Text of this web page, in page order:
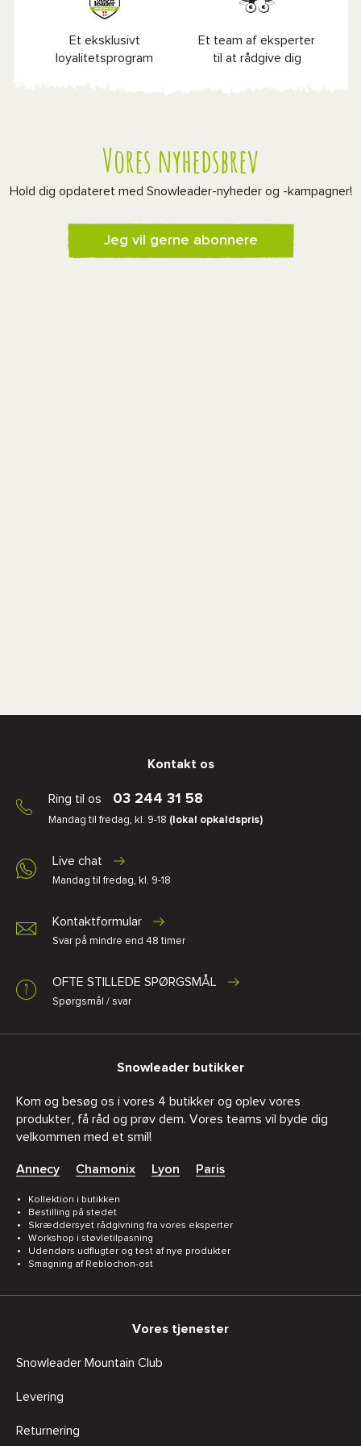
Et eksklusivt
loyalitetsprogram
Et team af eksperter
til at rådgive dig
Vores nyhedsbrev
Hold dig opdateret med Snowleader-nyheder og -kampagner!
Jeg vil gerne abonnere
Kontakt os
Ring til os 03 244 31 58
Mandag til fredag, kl. 9-18 (lokal opkaldspris)
Live chat
Mandag til fredag, kl. 9-18
Kontaktformular
Svar på mindre end 48 timer
OFTE STILLEDE SPØRGSMÅL
Spørgsmål / svar
Snowleader butikker
Kom og besøg os i vores 4 butikker og oplev vores
produkter, få råd og prøv dem. Vores teams vil byde dig
velkommen med et smil!
Annecy Chamonix Lyon Paris
Kollektion i butikken
Bestilling på stedet
Skræddersyet rådgivning fra vores eksperter
Workshop i støvletilpasning
Udendørs udflugter og test af nye produkter
Smagning af Reblochon-ost
Vores tjenester
Snowleader Mountain Club
Levering
Returnering